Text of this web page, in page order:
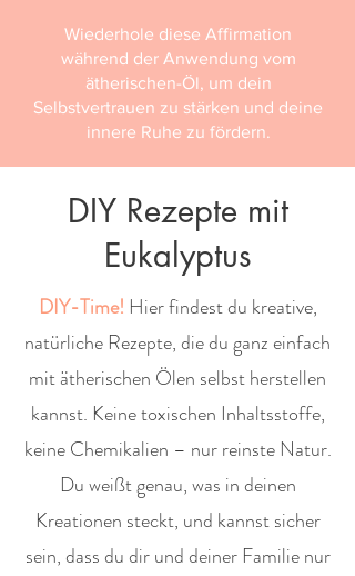
Wiederhole diese Affirmation
während der Anwendung vom
ätherischen-Öl, um dein
Selbstvertrauen zu stärken und deine
innere Ruhe zu fördern.
DIY Rezepte mit
Eukalyptus
DIY-Time! Hier findest du kreative,
natürliche Rezepte, die du ganz einfach
mit ätherischen Ölen selbst herstellen
kannst. Keine toxischen Inhaltsstoffe,
keine Chemikalien – nur reinste Natur.
Du weißt genau, was in deinen
Kreationen steckt, und kannst sicher
sein, dass du dir und deiner Familie nur